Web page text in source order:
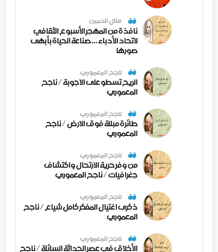
منال الحسن
نافذة من المهجر الأسبوع الثقافي
لاتحاد الأدباء ... صناعة الحياة بأبهى
صورها
ناجح المعموري
الريح تسطو على الاجوبة / ناجح
المعموري
ناجح المعموري
طائرة مبللة فوق الارض / ناجح
المعموري
ناجح المعموري
من وفر حرية الارتحال واكتشاف
جغرافيات / ناجح المعموري
ناجح المعموري
ذكرى اغتيال المفكر كامل شياع / ناجح
المعموري
ناجح المعموري
الأخلاق في عصر الحداثة السائلة / ناجح